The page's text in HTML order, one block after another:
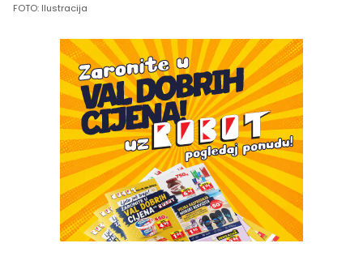
FOTO: Ilustracija